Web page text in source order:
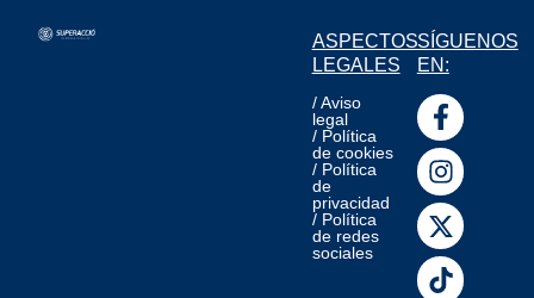
ASPECTOS
LEGALES
/ Aviso
legal
/ Política
de cookies
/ Política
de
privacidad
/ Política
de redes
sociales
SÍGUENOS
EN:
F
a
c
e
b
o
o
k
I
n
s
t
a
g
r
a
X
-
t
w
i
t
t
e
T
i
k
t
o
k
Y
o
u
t
u
b
e
W
h
a
t
s
a
p
p
L
i
n
k
e
d
i
n